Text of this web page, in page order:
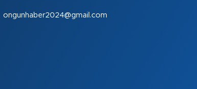
ongunhaber2024@gmail.com